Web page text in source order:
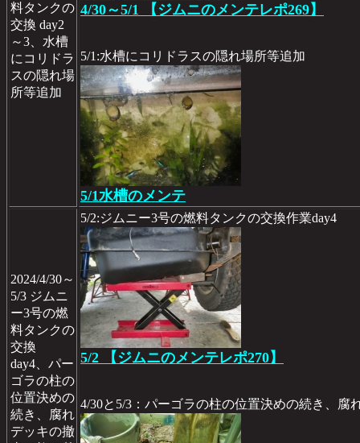
料タンクの
交換 day2
～3、水槽
にコリドラ
スの隠れ場
所等追加
4/30～5/1 【ジムニのメンテレポ269】
5/1:水槽にコリドラスの隠れ場所等追加
5/1水槽のメンテ
2024/4/30～
5/3 ジムニ
ー3号の燃
料タンクの
交換
day4、パー
ゴラの柱の
位置決めの
続き、腐れ
デッキの撤
5/2:ジムニー3号の燃料タンクの交換作業day4
5/2 【ジムニのメンテレポ270】
4/30と5/3：パーゴラの柱の位置決めの続き、腐